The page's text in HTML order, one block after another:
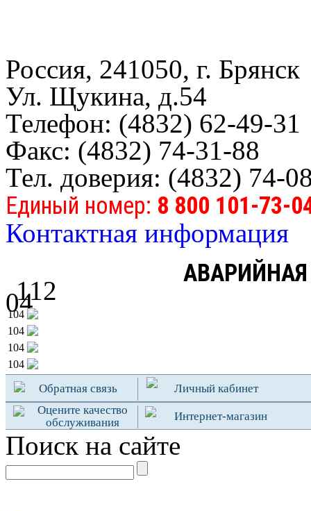
Россия, 241050, г. Брянск
Ул. Щукина, д.54
Телефон: (4832) 62-49-31
Факс: (4832) 74-31-88
Тел. доверия: (4832) 74-
Единый номер: 8 800 101-73-
Контактная информация
04
112
104
104
104
104
Обратная связь
Личный кабинет
Оцените качество
обслуживания
Интернет-магазин
Поиск на сайте